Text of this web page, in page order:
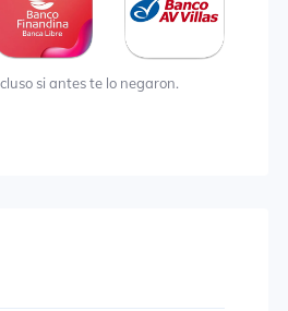
si antes te lo negaron.